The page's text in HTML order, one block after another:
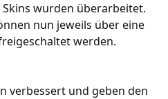
wurden überarbeitet.
nun jeweils über eine
werden.
verbessert und geben den